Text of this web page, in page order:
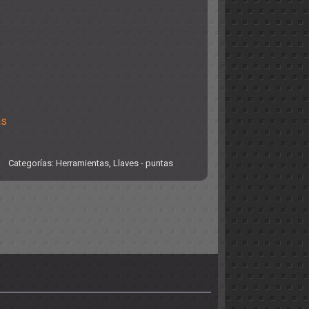
Categorías:Herramientas,Llaves - puntas